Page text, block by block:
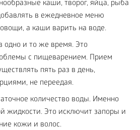
каши, творог, яйца, рыба
в ежедневное меню
а каши варить на воде.
одно и то же время. Это
с пищеварением. Прием
пять раз в день,
не переедая.
количество воды. Именно
жидкости. Это исключит запоры и
кожи и волос.